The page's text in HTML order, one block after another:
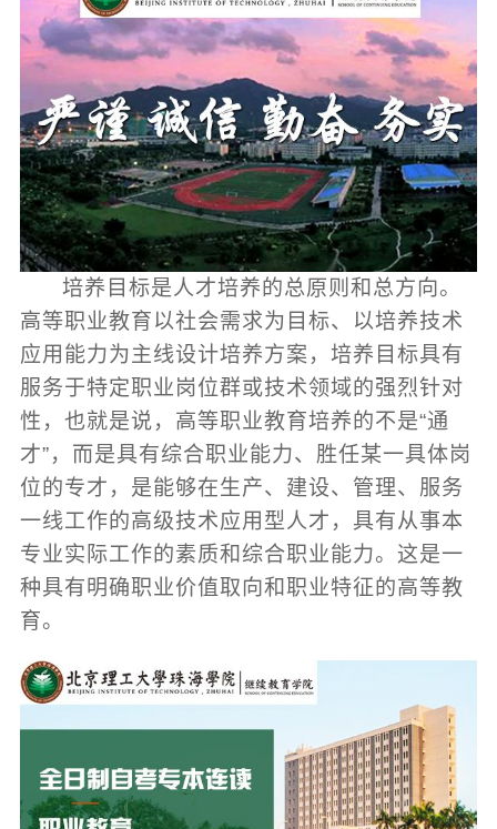
培养目标是人才培养的总原则和总方向。
高等职业教育以社会需求为目标、以培养技术
应用能力为主线设计培养方案，培养目标具有
服务于特定职业岗位群或技术领域的强烈针对
性，也就是说，高等职业教育培养的不是“通
才”，而是具有综合职业能力、胜任某一具体岗
位的专才，是能够在生产、建设、管理、服务
一线工作的高级技术应用型人才，具有从事本
专业实际工作的素质和综合职业能力。这是一
种具有明确职业价值取向和职业特征的高等教
育。